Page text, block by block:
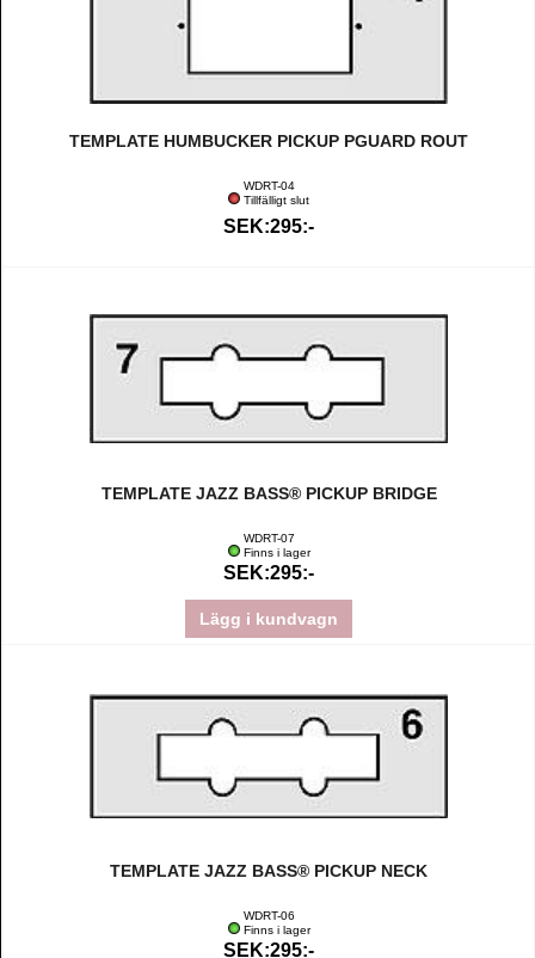
TEMPLATE HUMBUCKER PICKUP PGUARD ROUT
WDRT-04
Tillfälligt slut
SEK:295:-
TEMPLATE JAZZ BASS® PICKUP BRIDGE
WDRT-07
Finns i lager
SEK:295:-
Lägg i kundvagn
TEMPLATE JAZZ BASS® PICKUP NECK
WDRT-06
Finns i lager
SEK:295:-